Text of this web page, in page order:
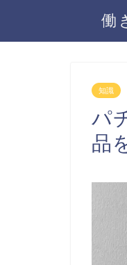
働
知識
パ
品